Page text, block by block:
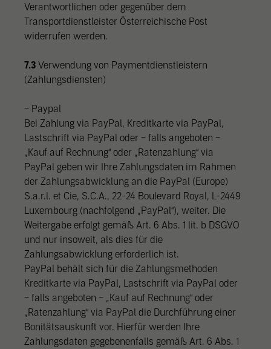
Verantwortlichen oder gegenüber dem
Transportdienstleister Österreichische Post
widerrufen werden.
7.3 Verwendung von Paymentdienstleistern
(Zahlungsdiensten)
– Paypal
Bei Zahlung via PayPal, Kreditkarte via PayPal,
Lastschrift via PayPal oder – falls angeboten –
„Kauf auf Rechnung“ oder „Ratenzahlung“ via
PayPal geben wir Ihre Zahlungsdaten im Rahmen
der Zahlungsabwicklung an die PayPal (Europe)
S.a.r.l. et Cie, S.C.A., 22-24 Boulevard Royal, L-2449
Luxembourg (nachfolgend „PayPal“), weiter. Die
Weitergabe erfolgt gemäß Art. 6 Abs. 1 lit. b DSGVO
und nur insoweit, als dies für die
Zahlungsabwicklung erforderlich ist.
PayPal behält sich für die Zahlungsmethoden
Kreditkarte via PayPal, Lastschrift via PayPal oder
– falls angeboten – „Kauf auf Rechnung“ oder
„Ratenzahlung“ via PayPal die Durchführung einer
Bonitätsauskunft vor. Hierfür werden Ihre
Zahlungsdaten gegebenenfalls gemäß Art. 6 Abs. 1